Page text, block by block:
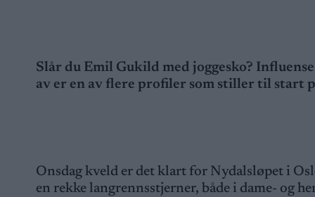
Slår du Emil Gukild med joggesko?
av er en av flere profiler som stiller til start
Onsdag kveld er det klart for Nydalsløpet i
en rekke langrennsstjerner, både i dame- og